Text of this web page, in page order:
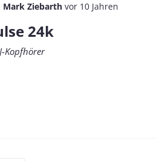
Mark Ziebarth vor 10 Jahren
24k
Kopfhörer